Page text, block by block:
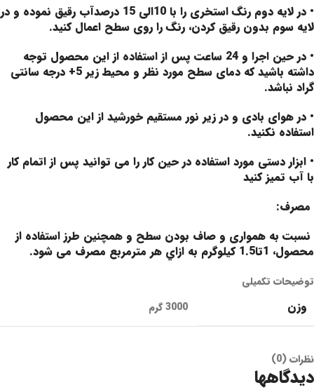
• در لایه دوم رنگ استخری را با 10الی 15 درصدآب رقیق نموده و در
لایه سوم بدون رقیق کردن، رنگ را روی سطح اعمال کنید.
• در حین اجرا و 24 ساعت پس از استفاده از این محصول توجه
داشته باشید که دمای سطح مورد نظر و محیط زیر 5+ درجه سانتی
گراد نباشد.
• در هوای بادی و در زیر نور مستقیم خورشید از این محصول
استفاده نکنید.
• ابزار دستی مورد استفاده در حین کار را می توانید پس از اتمام کار
با آب تمیز کنید
مصرف:
نسبت به همواری و صاف بودن سطح و همچنین طرز استفاده از
محصول، 1تا1.5 کیلوگرم به ازاي هر مترمربع مصرف می شود.
توضیحات تکمیلی
وزن 3000 گرم
نظرات (0)
دیدگاهها